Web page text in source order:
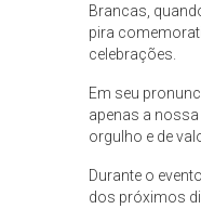
Brancas,
pira
celebrações.
Em seu
apenas a
orgulho e de
Durante o
dos próximos